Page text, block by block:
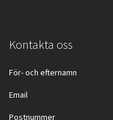
Kontakta oss